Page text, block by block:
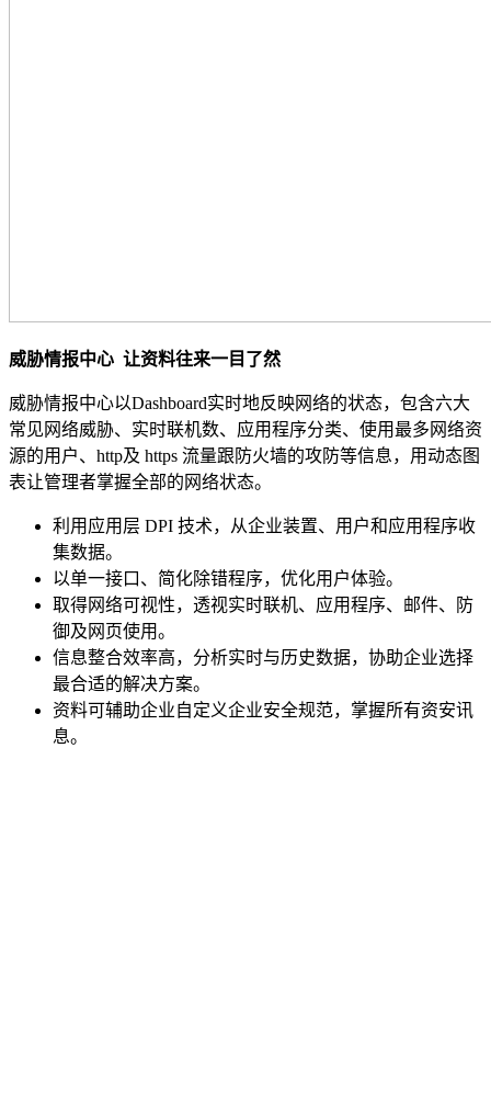
威胁情报中心 让资料往来一目了然
威胁情报中心以Dashboard实时地反映网络的状态，包含六大
常见网络威胁、实时联机数、应用程序分类、使用最多网络资
源的用户、http及 https 流量跟防火墙的攻防等信息，用动态图
表让管理者掌握全部的网络状态。
利用应用层 DPI 技术，从企业装置、用户和应用程序收
集数据。
以单一接口、简化除错程序，优化用户体验。
取得网络可视性，透视实时联机、应用程序、邮件、防
御及网页使用。
信息整合效率高，分析实时与历史数据，协助企业选择
最合适的解决方案。
资料可辅助企业自定义企业安全规范，掌握所有资安讯
息。